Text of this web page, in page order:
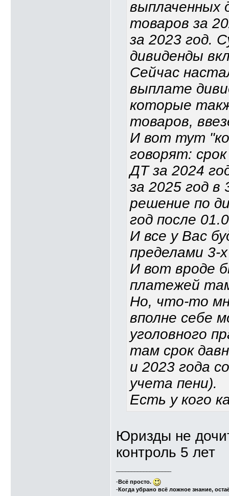
выплаченных
товаров за
за 2023 год.
дивиденды
Сейчас
выплате
которые
товаров,
И вот тут
говорят:
ДТ за 2024
за 2025 год в
решение по
год после
И все у Вас
пределами 3-
И вот вроде
платежей
Но, что-то
вполне себе
уголовного
там срок
и 2023 года
учета пени).
Есть у кого
Юризды не
контроль 5 лет
-Всё просто.
-Когда убрано всё ложное знание,